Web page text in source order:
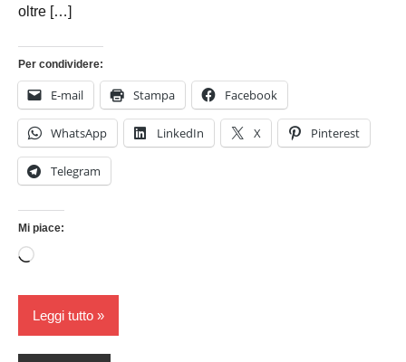
oltre […]
Per condividere:
E-mail Stampa Facebook
WhatsApp LinkedIn X Pinterest
Telegram
Mi piace:
Caricamento
corso…
Leggi tutto